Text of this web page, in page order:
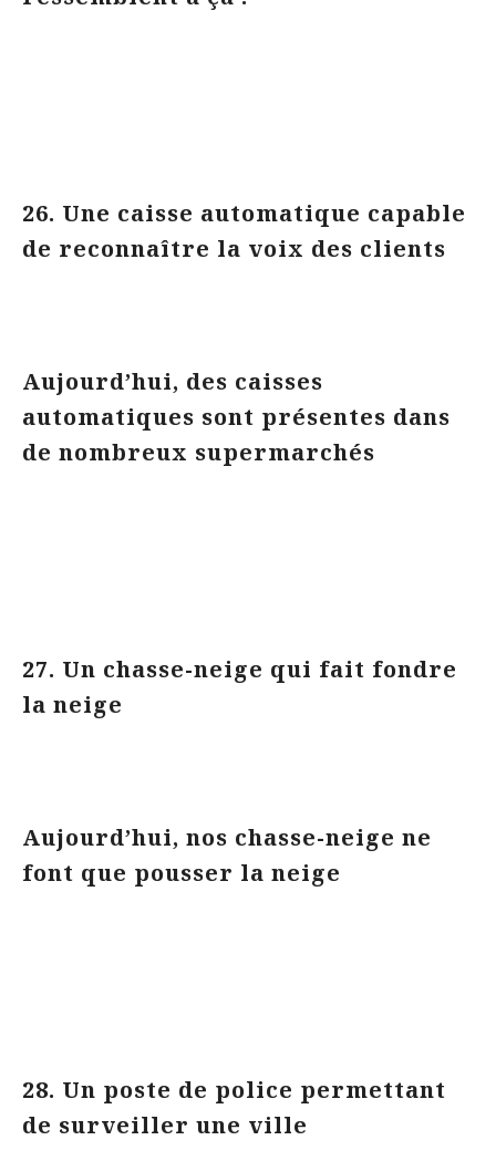
26. Une caisse automatique capable
de reconnaître la voix des clients
Aujourd’hui, des caisses
automatiques sont présentes dans
de nombreux supermarchés
27. Un chasse-neige qui fait fondre
la neige
Aujourd’hui, nos chasse-neige ne
font que pousser la neige
28. Un poste de police permettant
de surveiller une ville